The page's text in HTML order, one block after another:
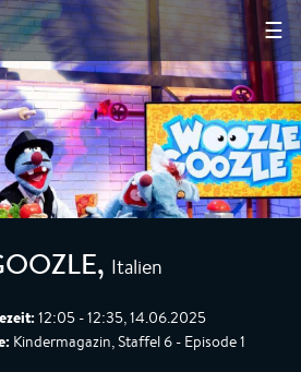
☰
, Italien
12:05 - 12:35, 14.06.2025
Kindermagazin, Staffel 6 - Episode 1